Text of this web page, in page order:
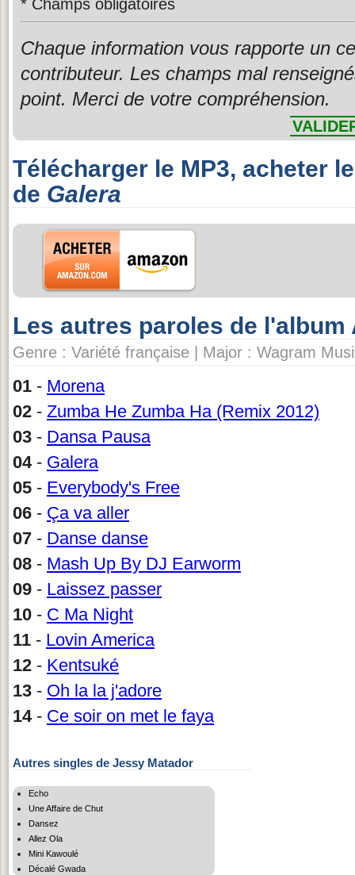
* Champs obligatoires
Chaque information vous rapporte un
contributeur. Les champs mal
point. Merci de votre compréhension.
Télécharger le MP3, acheter
de Galera
Les autres paroles de l'album
Genre : Variété française | Major : Wagram
01 - Morena
02 - Zumba He Zumba Ha (Remix 2012)
03 - Dansa Pausa
04- Galera
05 - Everybody's Free
06 - Ça va aller
07 - Danse danse
08 - Mash Up By DJ Earworm
09 - Laissez passer
10 - C Ma Night
11 - Lovin America
12 - Kentsuké
13 - Oh la la j'adore
14- Ce soir on met le faya
Autres singles de Jessy Matador
Echo
Une Affaire de Chut
Dansez
Allez Ola
Mini Kawoulé
Décalé Gwada